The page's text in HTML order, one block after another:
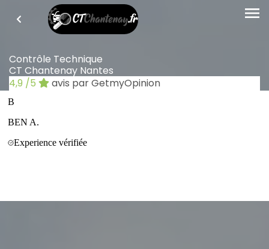
menu
Contrôle Technique
CT Chantenay Nantes
4,9 /5 avis par GetmyOpinion